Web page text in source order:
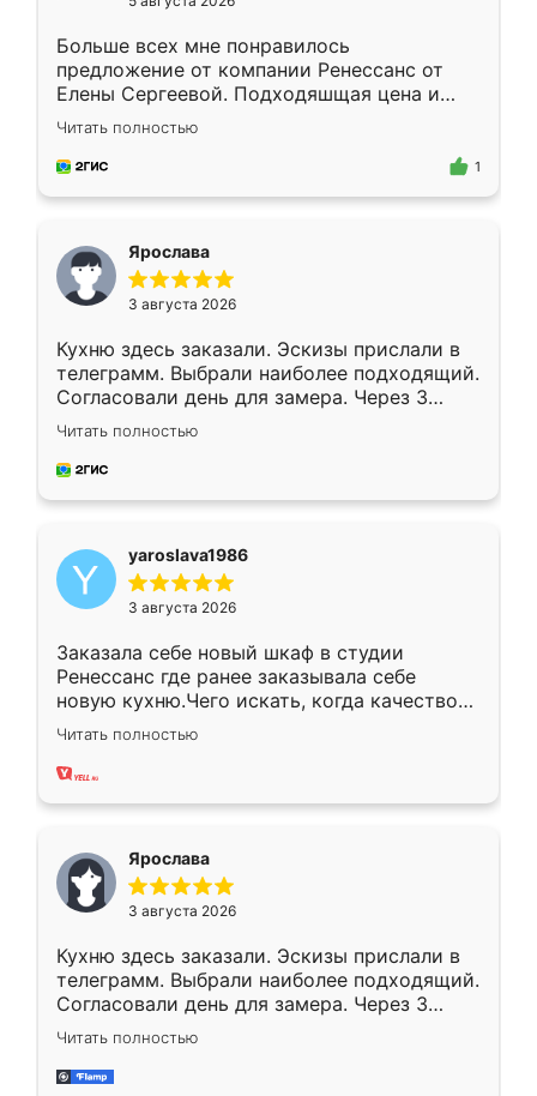
Больше всех мне понравилось
предложение от компании Ренессанс от
Елены Сергеевой. Подходяшщая цена и
короткие сроки изготовления. Приехавший
для замера сотрудник Владислав
предложил по моему эскизу самый
Читать полностью
1
Ярослава
3 августа 2026
Кухню здесь заказали. Эскизы прислали в
телеграмм. Выбрали наиболее подходящий.
Согласовали день для замера. Через 3
недели кухня была уже готова. Остались
довольны работой. Спасибо Ренессанс
мебель за качественную работу!
Читать полностью
yaroslava1986
3 августа 2026
Заказала себе новый шкаф в студии
Ренессанс где ранее заказывала себе
новую кухню.Чего искать, когда качеством
вполне довольна. Служит кухня уже почти
два года, нареканий нет.
Читать полностью
Ярослава
3 августа 2026
Кухню здесь заказали. Эскизы прислали в
телеграмм. Выбрали наиболее подходящий.
Согласовали день для замера. Через 3
недели кухня была уже готова. Остались
довольны работой. Спасибо Ренессанс
мебель за качественную работу!
Читать полностью